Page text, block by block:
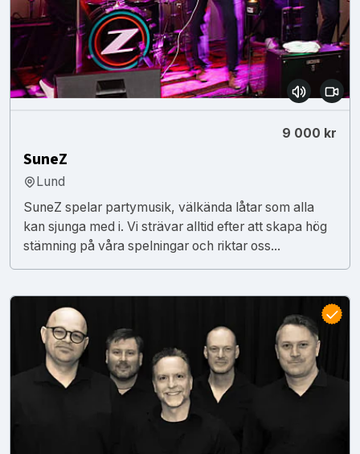
9 000 kr
SuneZ
Lund
SuneZ spelar partymusik, välkända låtar som alla
kan sjunga med i. Vi strävar alltid efter att skapa hög
stämning på våra spelningar och riktar oss...